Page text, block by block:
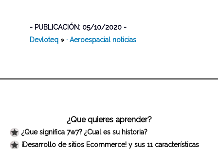
- PUBLICACIÓN: 05/10/2020 -
Devloteq» · Aeroespacial noticias
¿Que quieres aprender?
¿Que significa 7w7? ¿Cual es su historia?
¡Desarrollo de sitios Ecommerce! y sus 11 características